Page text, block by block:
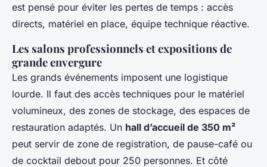
est pensé pour éviter les pertes de temps : accès
directs, matériel en place, équipe technique réactive.
Les salons professionnels et expositions de
grande envergure
Les grands événements imposent une logistique
lourde. Il faut des accès techniques pour le matériel
volumineux, des zones de stockage, des espaces de
restauration adaptés. Un hall d’accueil de 350 m²
peut servir de zone de registration, de pause-café ou
de cocktail debout pour 250 personnes. Et côté